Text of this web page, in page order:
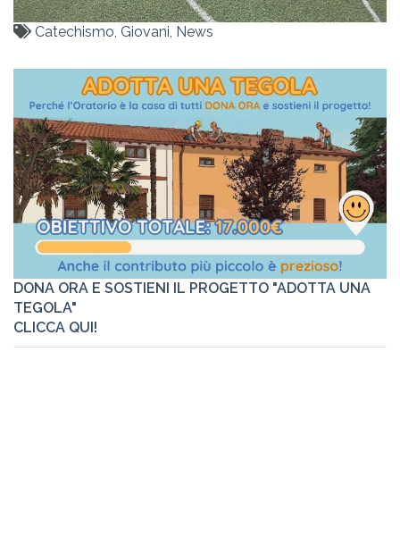
Catechismo, Giovani, News
DONA ORA E SOSTIENI IL PROGETTO "ADOTTA UNA
TEGOLA"
CLICCA QUI!